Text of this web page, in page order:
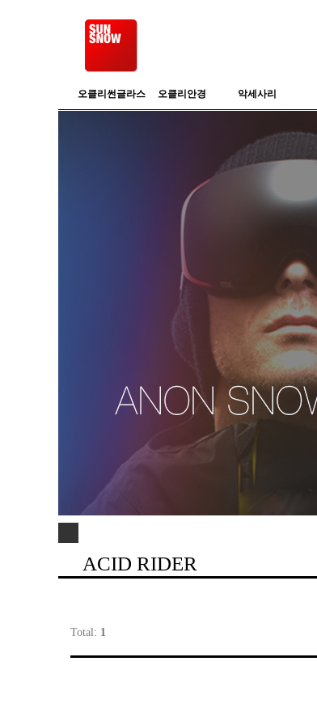
오클리썬글라스 오클리안경 악세사리
ACID RIDER
Total: 1